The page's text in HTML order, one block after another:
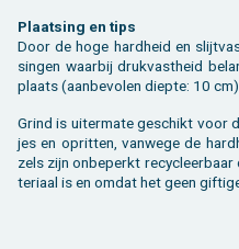
Plaat­sing en tips
Door de hoge hard­heid en
sin­gen waar­bij druk­vast­heid
plaats (aan­be­vo­len diep­te: 10 cm)
Grind is ui­ter­ma­te ge­schikt voor
jes en op­rit­ten, van­we­ge de
zels zijn on­be­perkt
te­ri­aal is en omdat het geen